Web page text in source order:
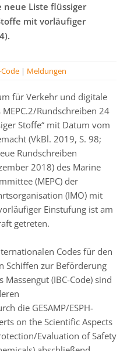
neue Liste flüssiger
mit vorläufiger
| Meldungen
für Verkehr und digitale
Rundschreiben 24
Stoffe“ mit Datum vom
(VkBl. 2019, S. 98;
Rundschreiben
2018) des Marine
(MEPC) der
(IMO) mit
Einstufung ist am
getreten.
Codes für den
Schiffen zur Beförderung
(IBC-Code) sind
die GESAMP/ESPH-
on the Scientific Aspects
Evaluation of Safety